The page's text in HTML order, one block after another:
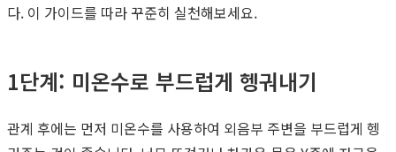
다. 이 가이드를 따라 꾸준히 실천해보세요.
1단계: 미온수로 부드럽게 헹궈내기
관계 후에는 먼저 미온수를 사용하여 외음부 주변을 부드럽게 헹